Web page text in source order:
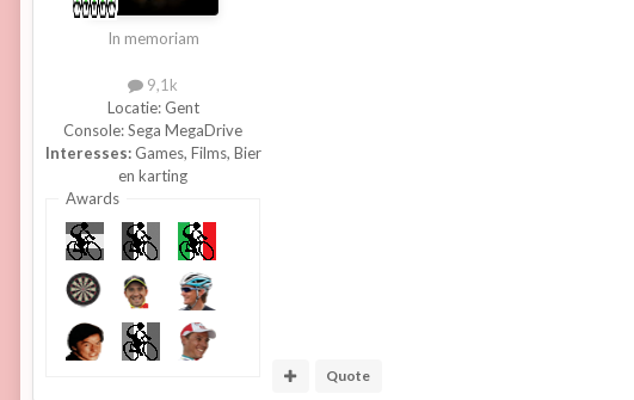
In memoriam
9,1k
Locatie: Gent
Console:Sega MegaDrive
Interesses:Games, Films, Bier
en karting
Awards
Quote